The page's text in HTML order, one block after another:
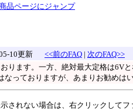
品ページにジャンプ
10更新 <<前のFAQ | 次のFAQ>>
ります。一方、絶対最大定格は6V
なっておりますが、あまりお勧めは
されない場合は、右クリックして